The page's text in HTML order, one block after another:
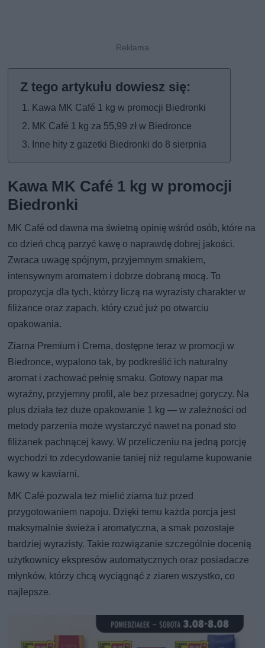
Kawa MK Café 1 kg w promocji Biedronki
MK Café 1 kg za 55,99 zł w Biedronce
Inne hity z gazetki Biedronki do 8 sierpnia
Kawa MK Café 1 kg w promocji
Biedronki
MK Café od dawna ma świetną opinię wśród osób, które na
co dzień chcą parzyć kawę o naprawdę dobrej jakości.
Zwraca uwagę spójnym, przyjemnym smakiem,
intensywnym aromatem i dobrze dobraną mocą. To
propozycja dla tych, którzy liczą na wyrazisty charakter w
filiżance oraz zapach, który czuć już po otwarciu
opakowania.
Ziarna Premium i Crema, dostępne teraz w promocji w
Biedronce, wypalono tak, by podkreślić ich naturalny
aromat i zachować pełnię smaku. Gotowy napar ma
wyraźny, przyjemny profil, ale bez przesadnej goryczy. Na
plus działa też duże opakowanie 1 kg — w zależności od
metody parzenia może wystarczyć nawet na ponad sto
filiżanek pachnącej kawy. W przeliczeniu na jedną porcję
wychodzi to zdecydowanie taniej niż regularne kupowanie
kawy w kawiarni.
MK Café pozwala też mielić ziarna tuż przed
przygotowaniem napoju. Dzięki temu każda porcja jest
maksymalnie świeża i aromatyczna, a smak pozostaje
bardziej wyrazisty. Takie rozwiązanie szczególnie docenią
użytkownicy ekspresów automatycznych oraz posiadacze
młynków, którzy chcą wyciągnąć z ziaren wszystko, co
najlepsze.